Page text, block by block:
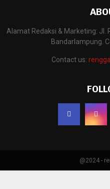
Alamat Redaksi & Marketing: Jl.
Bandarlampung.
Contact us:
@2024 -